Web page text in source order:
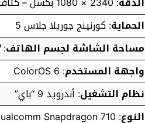
الحماية: كورنينج جوريلا جلاس 5
مساحة الشاشة لجسم الهاتف: 83.7 %
واجهة المستخدم: ColorOS 6
نظام التشغيل: أندرويد 9 “باي”
النوع: Qualcomm Snapdragon 710 ذات معمارية 10 نانو متر